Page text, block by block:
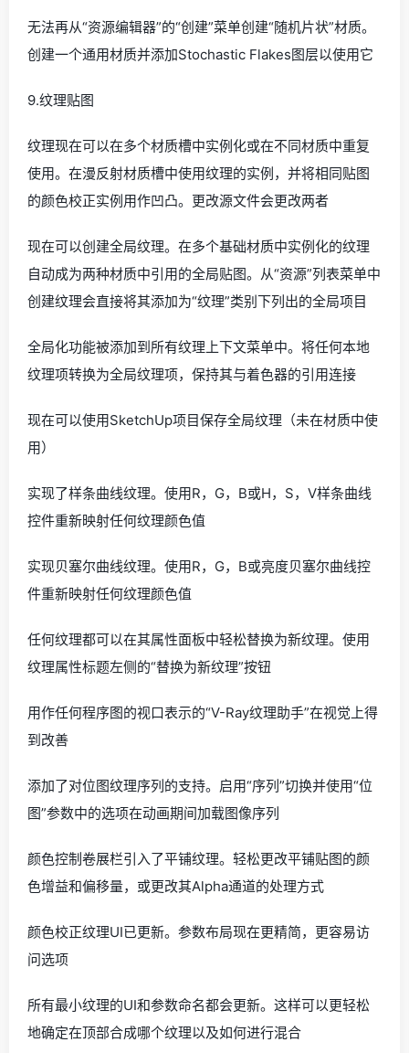
无法再从“资源编辑器”的“创建”菜单创建“随机片状”材质。
创建一个通用材质并添加Stochastic Flakes图层以使用它
9.纹理贴图
纹理现在可以在多个材质槽中实例化或在不同材质中重复
使用。在漫反射材质槽中使用纹理的实例，并将相同贴图
的颜色校正实例用作凹凸。更改源文件会更改两者
现在可以创建全局纹理。在多个基础材质中实例化的纹理
自动成为两种材质中引用的全局贴图。从“资源”列表菜单中
创建纹理会直接将其添加为“纹理”类别下列出的全局项目
全局化功能被添加到所有纹理上下文菜单中。将任何本地
纹理项转换为全局纹理项，保持其与着色器的引用连接
现在可以使用SketchUp项目保存全局纹理（未在材质中使
用）
实现了样条曲线纹理。使用R，G，B或H，S，V样条曲线
控件重新映射任何纹理颜色值
实现贝塞尔曲线纹理。使用R，G，B或亮度贝塞尔曲线控
件重新映射任何纹理颜色值
任何纹理都可以在其属性面板中轻松替换为新纹理。使用
纹理属性标题左侧的“替换为新纹理”按钮
用作任何程序图的视口表示的“V-Ray纹理助手”在视觉上得
到改善
添加了对位图纹理序列的支持。启用“序列”切换并使用“位
图”参数中的选项在动画期间加载图像序列
颜色控制卷展栏引入了平铺纹理。轻松更改平铺贴图的颜
色增益和偏移量，或更改其Alpha通道的处理方式
颜色校正纹理UI已更新。参数布局现在更精简，更容易访
问选项
所有最小纹理的UI和参数命名都会更新。这样可以更轻松
地确定在顶部合成哪个纹理以及如何进行混合